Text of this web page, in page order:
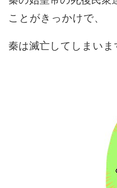
ことがきっかけで、
秦は滅亡してしまいま